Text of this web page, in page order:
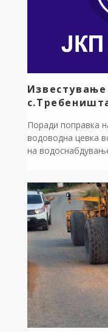
Поради поправка
водоводна цевка
на
Дебрца